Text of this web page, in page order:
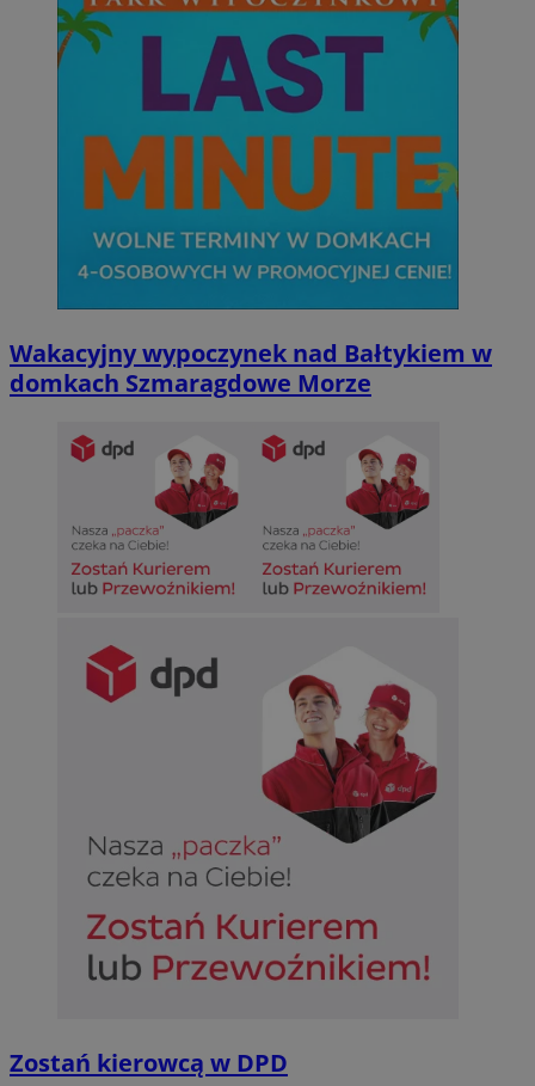
Wakacyjny wypoczynek nad Bałtykiem w
domkach Szmaragdowe Morze
Zostań kierowcą w DPD